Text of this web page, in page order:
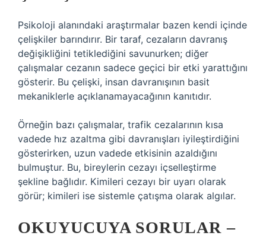
Psikoloji alanındaki araştırmalar bazen kendi içinde
çelişkiler barındırır. Bir taraf, cezaların davranış
değişikliğini tetiklediğini savunurken; diğer
çalışmalar cezanın sadece geçici bir etki yarattığını
gösterir. Bu çelişki, insan davranışının basit
mekaniklerle açıklanamayacağının kanıtıdır.
Örneğin bazı çalışmalar, trafik cezalarının kısa
vadede hız azaltma gibi davranışları iyileştirdiğini
gösterirken, uzun vadede etkisinin azaldığını
bulmuştur. Bu, bireylerin cezayı içselleştirme
şekline bağlıdır. Kimileri cezayı bir uyarı olarak
görür; kimileri ise sistemle çatışma olarak algılar.
OKUYUCUYA SORULAR –